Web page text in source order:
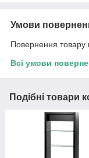
Умови
Повернення товару
Всі умови
Подібні товари